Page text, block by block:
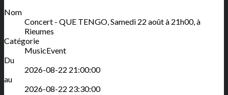
Nom
Concert - QUE TENGO, Samedi 22 août à 21h00, à
Rieumes
Catégorie
MusicEvent
Du
2026-08-22 21:00:00
au
2026-08-22 23:30:00